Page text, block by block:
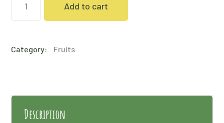
Add to cart
Category: Fruits
Description